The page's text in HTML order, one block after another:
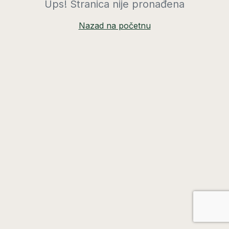
Ups! Stranica nije pronađena
Nazad na početnu